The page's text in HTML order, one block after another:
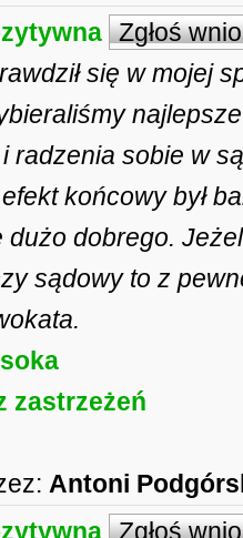
Zgłoś
się w mojej
radzenia sobie w
końcowy był
dobrego.
sądowy to z
zastrzeżeń
Antoni
Zgłoś